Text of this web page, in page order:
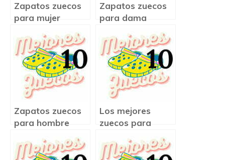
Zapatos zuecos
para mujer
Zapatos zuecos
para dama
Zapatos zuecos
para hombre
Los mejores
zuecos para